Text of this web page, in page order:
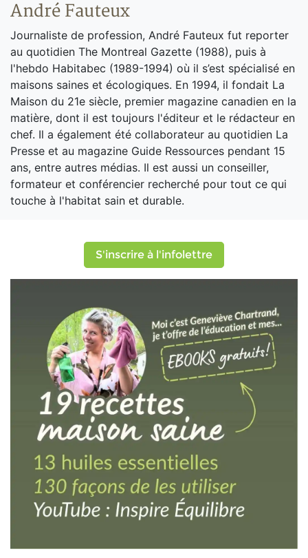
André Fauteux
Journaliste de profession, André Fauteux fut reporter
au quotidien The Montreal Gazette (1988), puis à
l'hebdo Habitabec (1989-1994) où il s’est spécialisé en
maisons saines et écologiques. En 1994, il fondait La
Maison du 21e siècle, premier magazine canadien en la
matière, dont il est toujours l'éditeur et le rédacteur en
chef. Il a également été collaborateur au quotidien La
Presse et au magazine Guide Ressources pendant 15
ans, entre autres médias. Il est aussi un conseiller,
formateur et conférencier recherché pour tout ce qui
touche à l'habitat sain et durable.
S'inscrire à l'infolettre